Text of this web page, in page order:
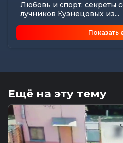
Любовь и спорт: секреты
лучников Кузнецовых из...
В Могилеве в рамках
Бацькаў» вручили
Погода 6 августа в
Официально -05.08.2026 14:51
Прямую телефонную
проведет первый
Общество -05.08.2026 11:13
Показать
Ещё на эту тему